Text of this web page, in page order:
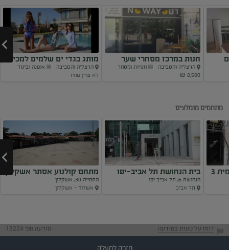
חנות במרכז מסחרי שער
העיר...
הרצליה והסביבה
חנויות ומסחר
8,500 ₪
מותג בגדי ים שלמים למכירה
הרצליה והסביבה
אופנה וביגוד
לא צויין מחיר
מתחמים מומלצים
3 בית הנחושת תל אביב-יפו
הנחושת 6, תל אביב יפו
תל אביב
מתחם קולנוע אסתר אשקלון
התחייה 30, אשקלון
אשדוד - אשקלון
דווח על טעות במודעה מודעה מס' 13224